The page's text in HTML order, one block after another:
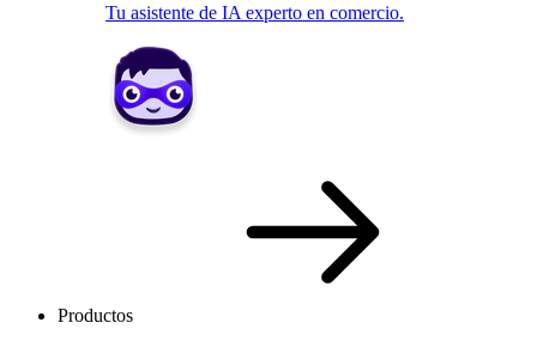
Tu asistente de IA experto en comercio.
Productos